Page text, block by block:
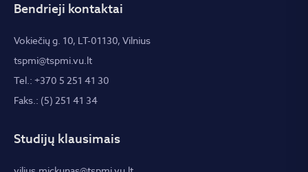
Bendrieji kontaktai
Vokiečių g. 10, LT-01130, Vilnius
tspmi@tspmi.vu.lt
Tel.: +370 5 251 41 30
Faks.: (5) 251 41 34
Studijų klausimais